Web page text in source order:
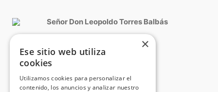
Señor Don Leopoldo Torres Balbás
Roma, Cinquecento italiano
×
Ese sitio web utiliza
cookies
Utilizamos cookies para personalizar el
contenido, los anuncios y analizar nuestro